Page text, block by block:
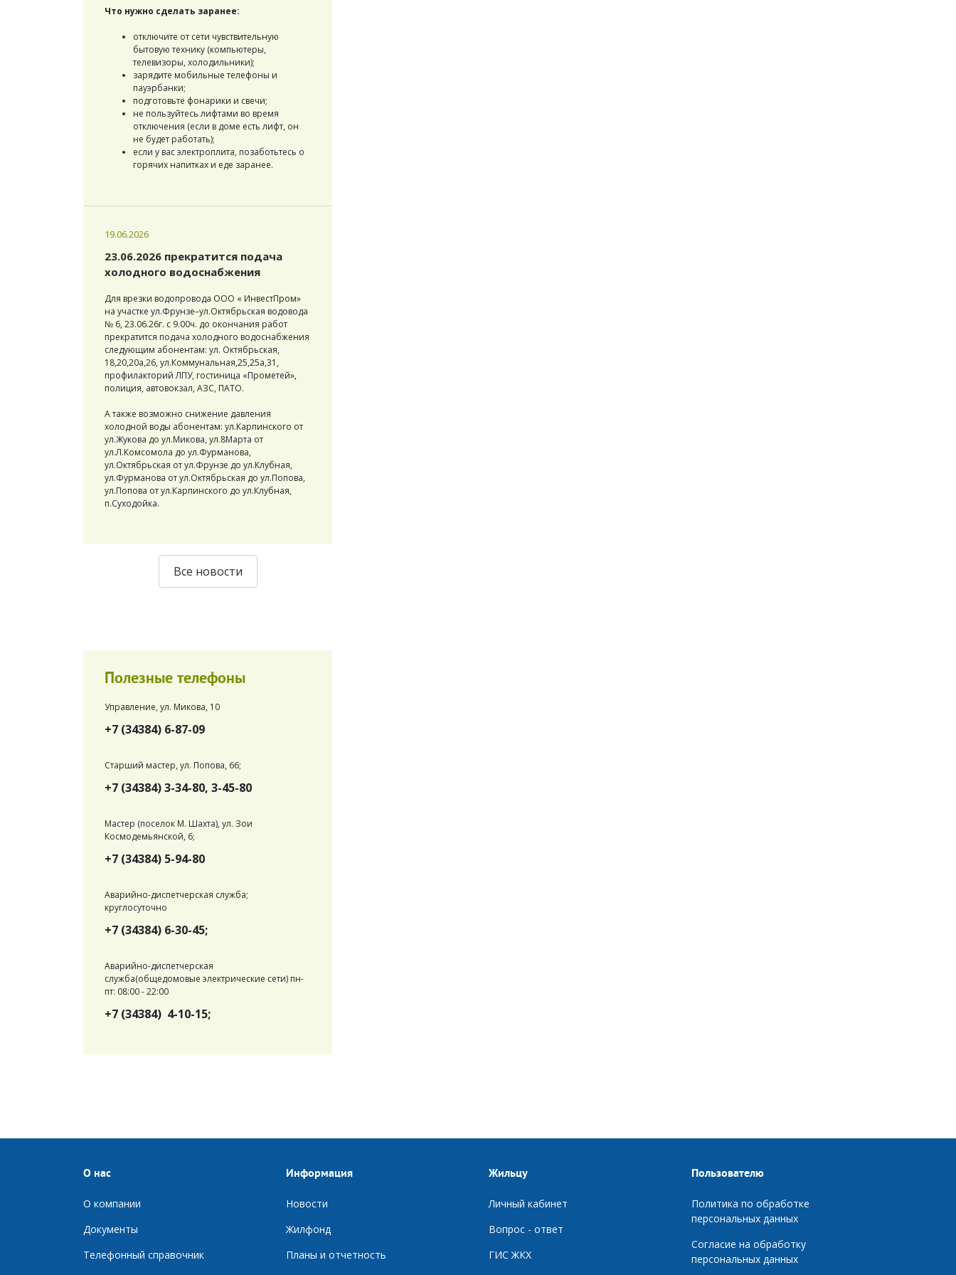
Что нужно сделать заранее:
отключите от сети чувствительную
бытовую технику (компьютеры,
телевизоры, холодильники);
зарядите мобильные телефоны и
пауэрбанки;
подготовьте фонарики и свечи;
не пользуйтесь лифтами во время
отключения (если в доме есть лифт, он
не будет работать);
если у вас электроплита, позаботьтесь о
горячих напитках и еде заранее.
19.06.2026
23.06.2026 прекратится подача
холодного водоснабжения
Для врезки водопровода ООО « ИнвестПром»
на участке ул.Фрунзе–ул.Октябрьская водовода
№ 6, 23.06.26г. с 9.00ч. до окончания работ
прекратится подача холодного водоснабжения
следующим абонентам: ул. Октябрьская,
18,20,20а,26, ул.Коммунальная,25,25а,31,
профилакторий ЛПУ, гостиница «Прометей»,
полиция, автовокзал, АЗС, ПАТО.
А также возможно снижение давления
холодной воды абонентам: ул.Карпинского от
ул.Жукова до ул.Микова, ул.8Марта от
ул.Л.Комсомола до ул.Фурманова,
ул.Октябрьская от ул.Фрунзе до ул.Клубная,
ул.Фурманова от ул.Октябрьская до ул.Попова,
ул.Попова от ул.Карпинского до ул.Клубная,
п.Суходойка.
Все новости
Полезные телефоны
Управление, ул. Микова, 10
+7 (34384) 6-87-09
Старший мастер, ул. Попова, 66;
+7 (34384) 3-34-80, 3-45-80
Мастер (поселок М. Шахта), ул. Зои
Космодемьянской, 6;
+7 (34384) 5-94-80
Аварийно-диспетчерская служба;
круглосуточно
+7 (34384) 6-30-45;
Аварийно-диспетчерская
служба(общедомовые электрические сети) пн-
пт: 08:00 - 22:00
+7 (34384) 4-10-15;
О нас
О компании
Документы
Телефонный справочник
Информация
Новости
Жилфонд
Планы и отчетность
Жильцу
Личный кабинет
Вопрос - ответ
ГИС ЖКХ
Пользователю
Политика по обработке
персональных данных
Согласие на обработку
персональных данных